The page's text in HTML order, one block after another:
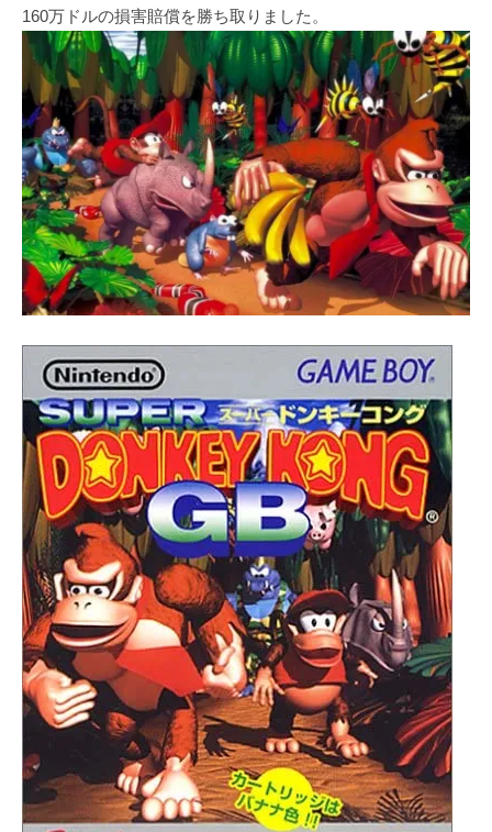
160万ドルの損害賠償を勝ち取りました。